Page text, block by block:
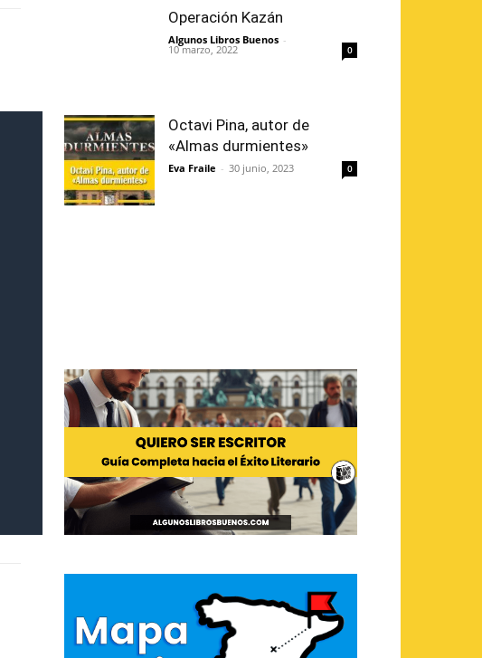
Operación Kazán
Algunos Libros Buenos -
10 marzo, 2022 0
Octavi Pina, autor de
«Almas durmientes»
Eva Fraile - 30 junio, 2023 0